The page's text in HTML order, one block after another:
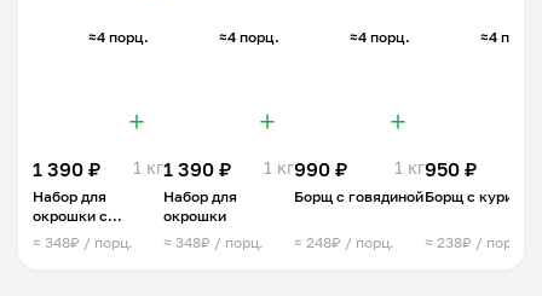
≈4 порц.
1 390 ₽ 1 кг
Набор для
окрошки с
индейкой
≈ 348₽ / порц.
≈4 порц.
1 390 ₽ 1 кг
Набор для
окрошки
≈ 348₽ / порц.
≈4 порц.
990 ₽ 1 кг
Борщ с говядиной
≈ 248₽ / порц.
≈4 порц.
950 ₽
Борщ с курицей
≈ 238₽ / порц.